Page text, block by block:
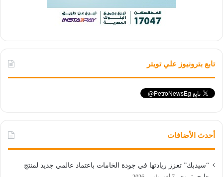
تابع بترونيوز علي تويتر
أحدث الأضافات
“سيدبك” تعزز ريادتها في جودة الخامات باعتماد عالمي جديد لمنتج